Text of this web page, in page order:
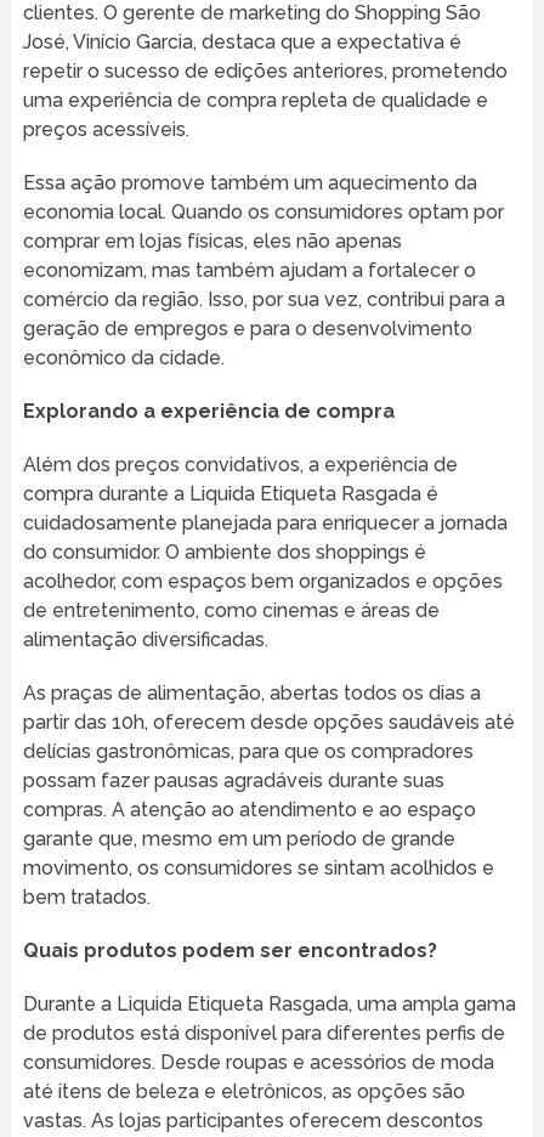
clientes. O gerente de marketing do Shopping São
José, Vinício Garcia, destaca que a expectativa é
repetir o sucesso de edições anteriores, prometendo
uma experiência de compra repleta de qualidade e
preços acessíveis.
Essa ação promove também um aquecimento da
economia local. Quando os consumidores optam por
comprar em lojas físicas, eles não apenas
economizam, mas também ajudam a fortalecer o
comércio da região. Isso, por sua vez, contribui para a
geração de empregos e para o desenvolvimento
econômico da cidade.
Explorando a experiência de compra
Além dos preços convidativos, a experiência de
compra durante a Liquida Etiqueta Rasgada é
cuidadosamente planejada para enriquecer a jornada
do consumidor. O ambiente dos shoppings é
acolhedor, com espaços bem organizados e opções
de entretenimento, como cinemas e áreas de
alimentação diversificadas.
As praças de alimentação, abertas todos os dias a
partir das 10h, oferecem desde opções saudáveis até
delícias gastronômicas, para que os compradores
possam fazer pausas agradáveis durante suas
compras. A atenção ao atendimento e ao espaço
garante que, mesmo em um período de grande
movimento, os consumidores se sintam acolhidos e
bem tratados.
Quais produtos podem ser encontrados?
Durante a Liquida Etiqueta Rasgada, uma ampla gama
de produtos está disponível para diferentes perfis de
consumidores. Desde roupas e acessórios de moda
até itens de beleza e eletrônicos, as opções são
vastas. As lojas participantes oferecem descontos